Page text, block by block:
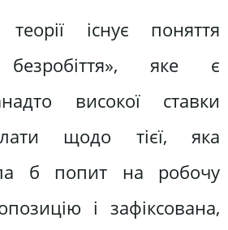
існує поняття
безробіття», яке є
високої ставки
щодо тієї, яка
б попит на робочу
і зафіксована,